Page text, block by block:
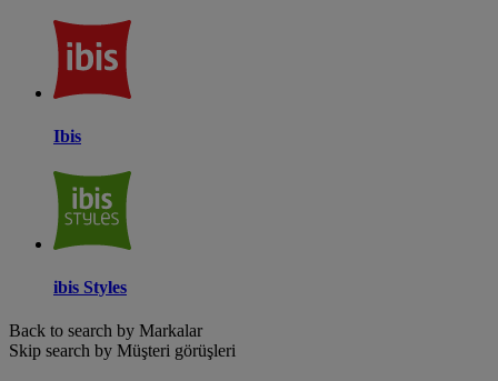
Ibis
ibis Styles
Back to search by Markalar
Skip search by Müşteri görüşleri